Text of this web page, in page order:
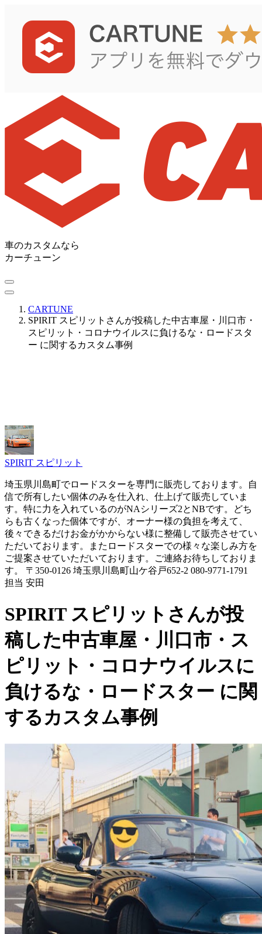
車のカスタムなら
カーチューン
CARTUNE
SPIRIT スピリットさんが投稿した中古車屋・川口市・
スピリット・コロナウイルスに負けるな・ロードスタ
ー に関するカスタム事例
SPIRIT スピリット
埼玉県川島町でロードスターを専門に販売しております。自
信で所有したい個体のみを仕入れ、仕上げて販売していま
す。特に力を入れているのがNAシリーズ2とNBです。どち
らも古くなった個体ですが、オーナー様の負担を考えて、
後々できるだけお金がかからない様に整備して販売させてい
ただいております。またロードスターでの様々な楽しみ方を
ご提案させていただいております。ご連絡お待ちしておりま
す。 〒350-0126 埼玉県川島町山ケ谷戸652-2 080-9771-1791
担当 安田
SPIRIT スピリットさんが投
稿した中古車屋・川口市・ス
ピリット・コロナウイルスに
負けるな・ロードスター に関
するカスタム事例